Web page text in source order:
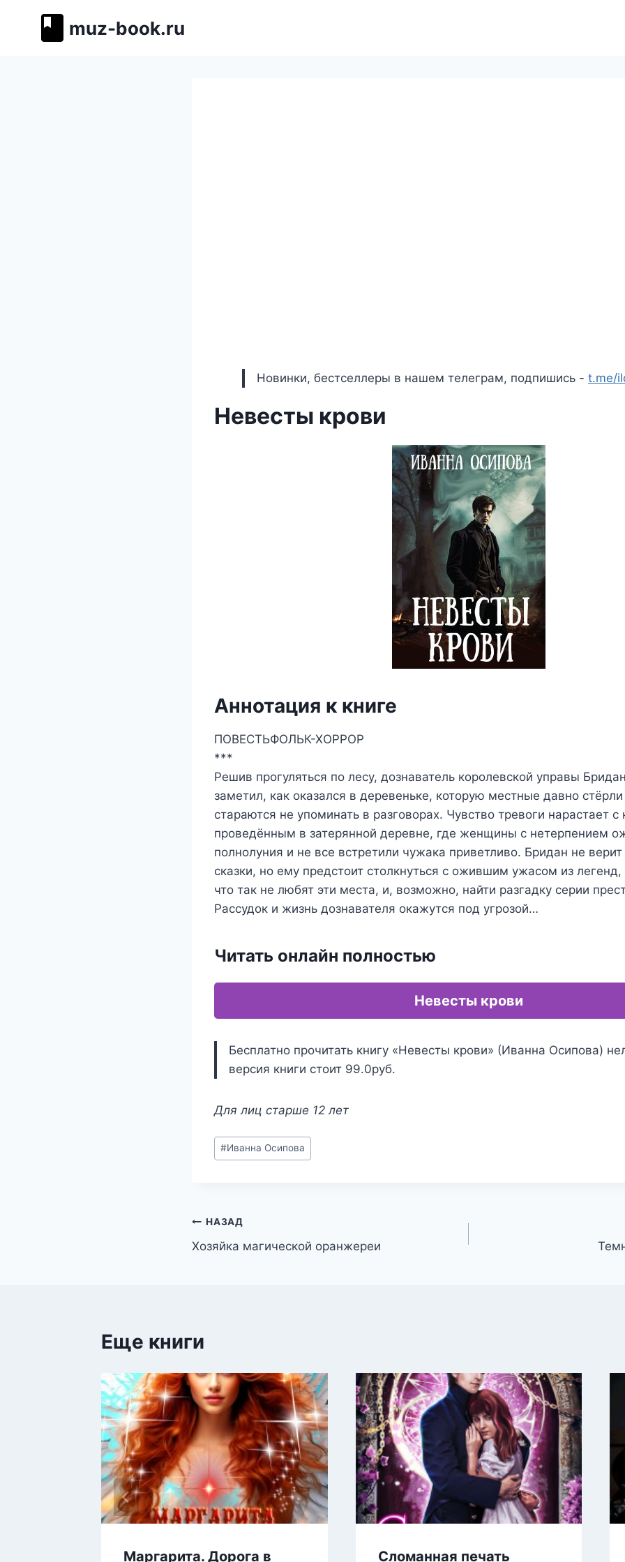
muz-book.ru
Новинки, бестселлеры в нашем телеграм, подпишись - t.me/
Невесты крови
Аннотация к книге
ПОВЕСТЬФОЛЬК-ХОРРОР
***
Решив прогуляться по лесу, дознаватель королевской управы
заметил, как оказался в деревеньке, которую местные давно
стараются не упоминать в разговорах. Чувство тревоги нарастает
проведённым в затерянной деревне, где женщины с нетерпением
полнолуния и не все встретили чужака приветливо. Бридан не
сказки, но ему предстоит столкнуться с ожившим ужасом из легенд,
что так не любят эти места, и, возможно, найти разгадку серии
Рассудок и жизнь дознавателя окажутся под угрозой…
Читать онлайн полностью
Невесты крови
Бесплатно прочитать книгу «Невесты крови» (Иванна Осипова)
версия книги стоит 99.0руб.
Для лиц старше 12 лет
Метки
записи:
#Иванна Осипова
Навигация
по
НАЗАД
Хозяйка магической оранжереи
Еще книги
Маргарита. Дорога в Сломанная печать